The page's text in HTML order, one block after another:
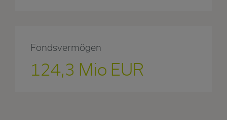
Fondsvermögen
124,3 Mio EUR